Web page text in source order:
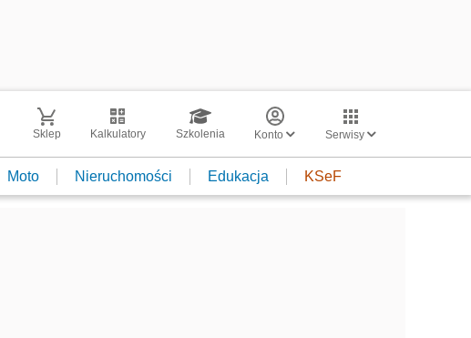
Sklep Kalkulatory Szkolenia Konto Serwisy
Moto Nieruchomości Edukacja KSeF